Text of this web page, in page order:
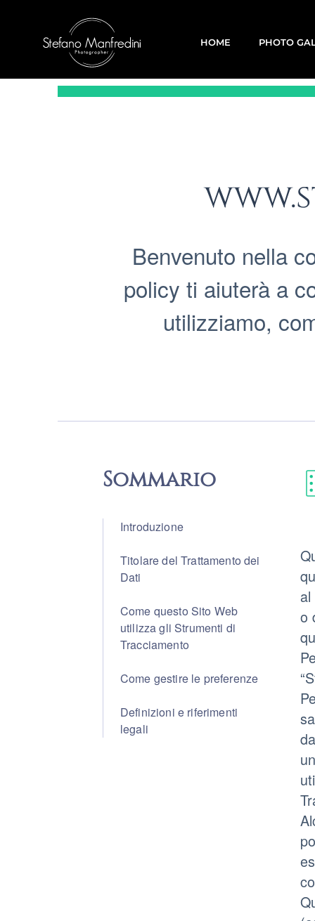
HOME PHOTO
Benvenuto nella
policy ti aiuterà a
utilizziamo,
Sommario
Introduzione
Titolare del Trattamento dei
Dati
Come questo Sito Web
utilizza gli Strumenti di
Tracciamento
Come gestire le preferenze
Definizioni e riferimenti
legali
o